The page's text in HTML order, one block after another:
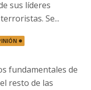
sus líderes
Se...
fundamentales de
resto de las